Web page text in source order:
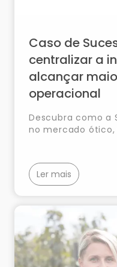
Caso de
centralizar a
alcançar
operacional
Descubra como a
no mercado
alcançando uma
eficiência
Ler mais